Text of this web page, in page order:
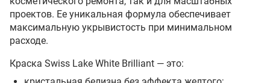
проектов. Ее уникальная формула обеспечивает
максимальную укрывистость при минимальном
расходе.
Краска Swiss Lake White Brilliant — это: